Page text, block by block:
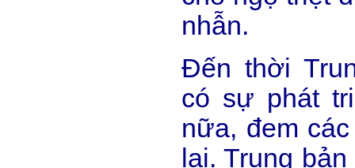
nhẫn.
Đến thời
có sự phát
nữa, đem
lại. Trung bản